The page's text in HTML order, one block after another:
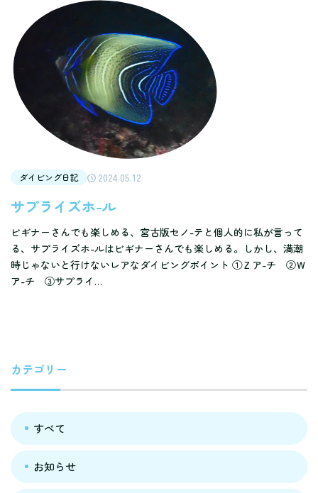
ダイビング日記 2024.05.12
サプライズホ-ル
ビギナーさんでも楽しめる、宮古版セノ-テと個人的に私が言って
る、サプライズホ-ルはビギナーさんでも楽しめる。しかし、満潮
時じゃないと行けないレアなダイビングポイント ①Ｚア-チ ②Ｗ
ア-チ ③サプライ…
カテゴリー
すべて
お知らせ